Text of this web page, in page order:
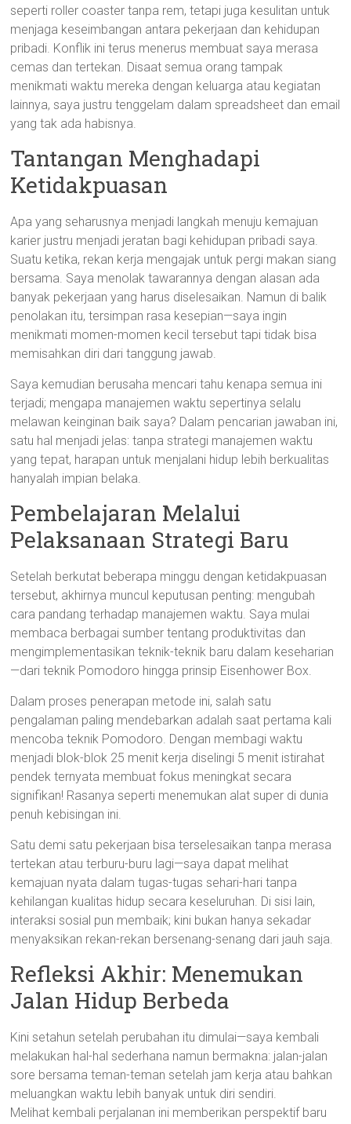
seperti roller coaster tanpa rem, tetapi juga kesulitan untuk
menjaga keseimbangan antara pekerjaan dan kehidupan
pribadi. Konflik ini terus menerus membuat saya merasa
cemas dan tertekan. Disaat semua orang tampak
menikmati waktu mereka dengan keluarga atau kegiatan
lainnya, saya justru tenggelam dalam spreadsheet dan email
yang tak ada habisnya.
Tantangan Menghadapi
Ketidakpuasan
Apa yang seharusnya menjadi langkah menuju kemajuan
karier justru menjadi jeratan bagi kehidupan pribadi saya.
Suatu ketika, rekan kerja mengajak untuk pergi makan siang
bersama. Saya menolak tawarannya dengan alasan ada
banyak pekerjaan yang harus diselesaikan. Namun di balik
penolakan itu, tersimpan rasa kesepian—saya ingin
menikmati momen-momen kecil tersebut tapi tidak bisa
memisahkan diri dari tanggung jawab.
Saya kemudian berusaha mencari tahu kenapa semua ini
terjadi; mengapa manajemen waktu sepertinya selalu
melawan keinginan baik saya? Dalam pencarian jawaban ini,
satu hal menjadi jelas: tanpa strategi manajemen waktu
yang tepat, harapan untuk menjalani hidup lebih berkualitas
hanyalah impian belaka.
Pembelajaran Melalui
Pelaksanaan Strategi Baru
Setelah berkutat beberapa minggu dengan ketidakpuasan
tersebut, akhirnya muncul keputusan penting: mengubah
cara pandang terhadap manajemen waktu. Saya mulai
membaca berbagai sumber tentang produktivitas dan
mengimplementasikan teknik-teknik baru dalam keseharian
—dari teknik Pomodoro hingga prinsip Eisenhower Box.
Dalam proses penerapan metode ini, salah satu
pengalaman paling mendebarkan adalah saat pertama kali
mencoba teknik Pomodoro. Dengan membagi waktu
menjadi blok-blok 25 menit kerja diselingi 5 menit istirahat
pendek ternyata membuat fokus meningkat secara
signifikan! Rasanya seperti menemukan alat super di dunia
penuh kebisingan ini.
Satu demi satu pekerjaan bisa terselesaikan tanpa merasa
tertekan atau terburu-buru lagi—saya dapat melihat
kemajuan nyata dalam tugas-tugas sehari-hari tanpa
kehilangan kualitas hidup secara keseluruhan. Di sisi lain,
interaksi sosial pun membaik; kini bukan hanya sekadar
menyaksikan rekan-rekan bersenang-senang dari jauh saja.
Refleksi Akhir: Menemukan
Jalan Hidup Berbeda
Kini setahun setelah perubahan itu dimulai—saya kembali
melakukan hal-hal sederhana namun bermakna: jalan-jalan
sore bersama teman-teman setelah jam kerja atau bahkan
meluangkan waktu lebih banyak untuk diri sendiri.
Melihat kembali perjalanan ini memberikan perspektif baru